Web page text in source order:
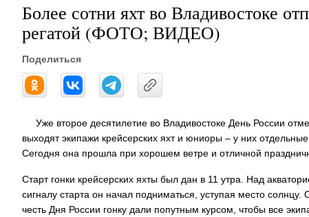
Более сотни яхт во Владивостоке
регатой (ФОТО; ВИДЕО)
Поделиться
Уже второе десятилетие во Владивостоке День России
выходят экипажи крейсерских яхт и юниоры – у них
Сегодня она прошла при хорошем ветре и отличной
Старт гонки крейсерских яхты был дан в 11 утра. Над
сигналу старта он начал подниматься, уступая место
честь Дня России гонку дали попутным курсом, чтобы все